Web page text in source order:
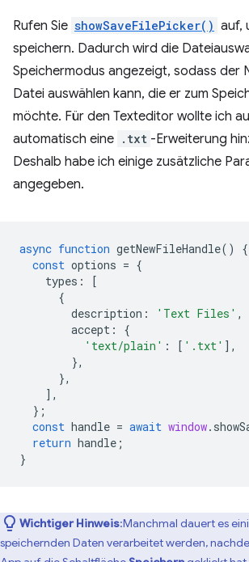
Rufen Sie showSaveFilePicker() auf,
speichern. Dadurch wird die
Speichermodus angezeigt, sodass der
Datei auswählen kann, die er zum
möchte. Für den Texteditor wollte ich
automatisch eine .txt -Erweiterung
Deshalb habe ich einige zusätzliche
angegeben.
async function getNewFileHandle()
{
const options = {
types :
[
{
description : 'Text Files' ,
accept :
{
'text/plain' : [ '.txt' ],
},
},
],
};
const handle = await window.
return handle ;
}
Wichtiger Hinweis:Manchmal dauert es
speichernden Daten verarbeitet werden,